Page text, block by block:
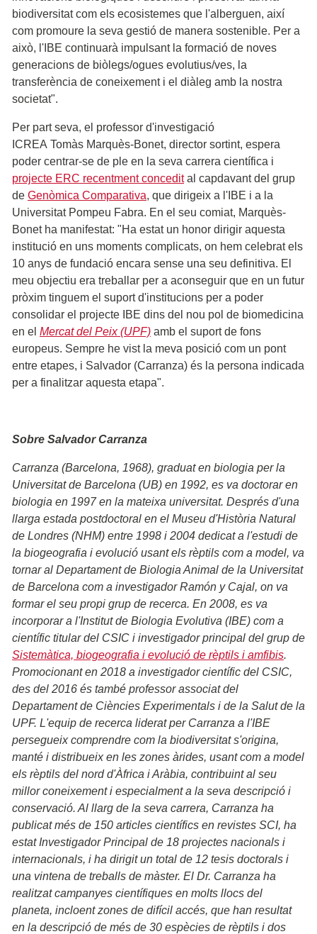
biodiversitat com els ecosistemes que l'alberguen, així
com promoure la seva gestió de manera sostenible. Per a
això, l'IBE continuarà impulsant la formació de noves
generacions de biòlegs/ogues evolutius/ves, la
transferència de coneixement i el diàleg amb la nostra
societat".
Per part seva, el professor d'investigació
ICREA Tomàs Marquès-Bonet, director sortint, espera
poder centrar-se de ple en la seva carrera científica i
projecte ERC recentment concedital capdavant del grup
de Genòmica Comparativa, que dirigeix a l'IBE i a la
Universitat Pompeu Fabra. En el seu comiat, Marquès-
Bonet ha manifestat: "Ha estat un honor dirigir aquesta
institució en uns moments complicats, on hem celebrat els
10 anys de fundació encara sense una seu definitiva. El
meu objectiu era treballar per a aconseguir que en un futur
pròxim tinguem el suport d'institucions per a poder
consolidar el projecte IBE dins del nou pol de biomedicina
en el Mercat del Peix (UPF) amb el suport de fons
europeus. Sempre he vist la meva posició com un pont
entre etapes, i Salvador (Carranza) és la persona indicada
per a finalitzar aquesta etapa".
Sobre Salvador Carranza
Carranza (Barcelona, 1968), graduat en biologia per la
Universitat de Barcelona (UB) en 1992, es va doctorar en
biologia en 1997 en la mateixa universitat. Després d'una
llarga estada postdoctoral en el Museu d'Història Natural
de Londres (NHM) entre 1998 i 2004 dedicat a l'estudi de
la biogeografia i evolució usant els rèptils com a model, va
tornar al Departament de Biologia Animal de la Universitat
de Barcelona com a investigador Ramón y Cajal, on va
formar el seu propi grup de recerca. En 2008, es va
incorporar a l'Institut de Biologia Evolutiva (IBE) com a
científic titular del CSIC i investigador principal del grup de
Sistemàtica, biogeografia i evolució de rèptils i amfibis.
Promocionant en 2018 a investigador científic del CSIC,
des del 2016 és també professor associat del
Departament de Ciències Experimentals i de la Salut de la
UPF. L'equip de recerca liderat per Carranza a l'IBE
persegueix comprendre com la biodiversitat s'origina,
manté i distribueix en les zones àrides, usant com a model
els rèptils del nord d'Àfrica i Aràbia, contribuint al seu
millor coneixement i especialment a la seva descripció i
conservació. Al llarg de la seva carrera, Carranza ha
publicat més de 150 articles científics en revistes SCI, ha
estat Investigador Principal de 18 projectes nacionals i
internacionals, i ha dirigit un total de 12 tesis doctorals i
una vintena de treballs de màster. El Dr. Carranza ha
realitzat campanyes científiques en molts llocs del
planeta, incloent zones de difícil accés, que han resultat
en la descripció de més de 30 espècies de rèptils i dos